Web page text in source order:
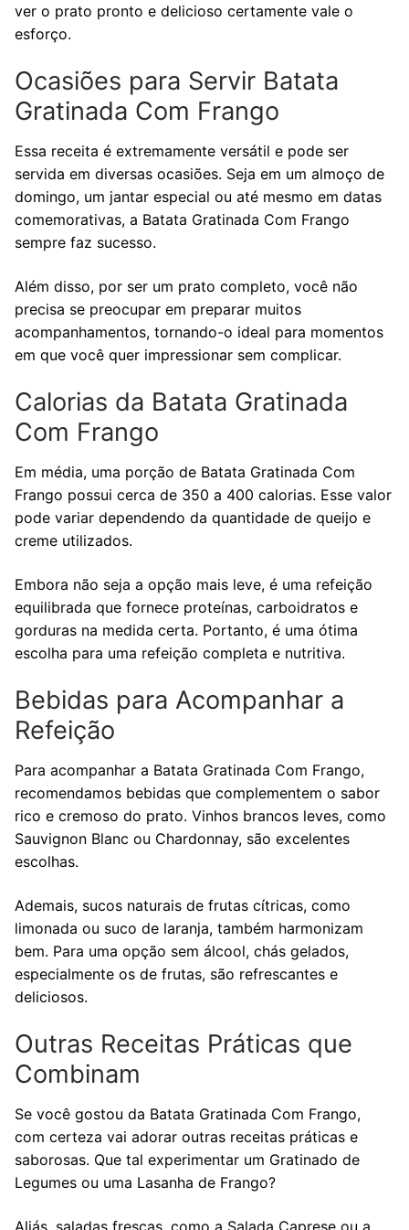
ver o prato pronto e delicioso certamente vale o
esforço.
Ocasiões para Servir Batata
Gratinada Com Frango
Essa receita é extremamente versátil e pode ser
servida em diversas ocasiões. Seja em um almoço de
domingo, um jantar especial ou até mesmo em datas
comemorativas, a Batata Gratinada Com Frango
sempre faz sucesso.
Além disso, por ser um prato completo, você não
precisa se preocupar em preparar muitos
acompanhamentos, tornando-o ideal para momentos
em que você quer impressionar sem complicar.
Calorias da Batata Gratinada
Com Frango
Em média, uma porção de Batata Gratinada Com
Frango possui cerca de 350 a 400 calorias. Esse valor
pode variar dependendo da quantidade de queijo e
creme utilizados.
Embora não seja a opção mais leve, é uma refeição
equilibrada que fornece proteínas, carboidratos e
gorduras na medida certa. Portanto, é uma ótima
escolha para uma refeição completa e nutritiva.
Bebidas para Acompanhar a
Refeição
Para acompanhar a Batata Gratinada Com Frango,
recomendamos bebidas que complementem o sabor
rico e cremoso do prato. Vinhos brancos leves, como
Sauvignon Blanc ou Chardonnay, são excelentes
escolhas.
Ademais, sucos naturais de frutas cítricas, como
limonada ou suco de laranja, também harmonizam
bem. Para uma opção sem álcool, chás gelados,
especialmente os de frutas, são refrescantes e
deliciosos.
Outras Receitas Práticas que
Combinam
Se você gostou da Batata Gratinada Com Frango,
com certeza vai adorar outras receitas práticas e
saborosas. Que tal experimentar um Gratinado de
Legumes ou uma Lasanha de Frango?
Aliás, saladas frescas, como a Salada Caprese ou a